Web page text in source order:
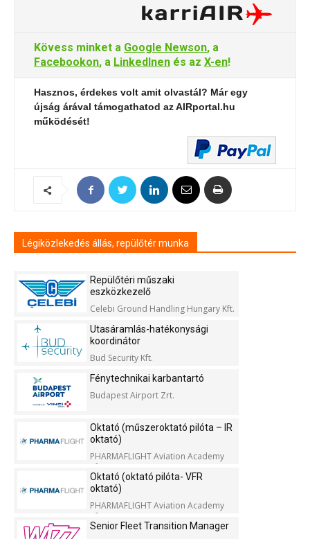
Kövess minket a Google Newson, a
Facebookon, a LinkedInen és az X-en!
Hasznos, érdekes volt amit olvastál? Már egy
újság árával támogathatod az AIRportal.hu
működését!
Légiközlekedés állás, repülőtér munka
Repülőtéri műszaki
eszközkezelő
Celebi Ground Handling Hungary Kft.
Utasáramlás-hatékonysági
koordinátor
Bud Security Kft.
Fénytechnikai karbantartó
Budapest Airport Zrt.
Oktató (műszeroktató pilóta – IR
oktató)
PHARMAFLIGHT Aviation Academy
Kft.
Oktató (oktató pilóta- VFR
oktató)
PHARMAFLIGHT Aviation Academy
Kft.
Senior Fleet Transition Manager